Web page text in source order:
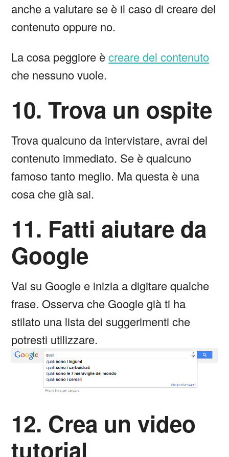
anche a valutare se è il caso di creare del
contenuto oppure no.
La cosa peggiore ècreare del contenuto
che nessuno vuole.
10. Trova un ospite
Trova qualcuno da intervistare, avrai del
contenuto immediato. Se è qualcuno
famoso tanto meglio. Ma questa è una
cosa che già sai.
11. Fatti aiutare da
Google
Vai su Google e inizia a digitare qualche
frase. Osserva che Google già ti ha
stilato una lista dei suggerimenti che
potresti utilizzare.
12. Crea un video
tutorial